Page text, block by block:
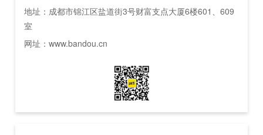
地址：成都市锦江区盐道街3号财富支点大厦6楼601、609
室
网址：www.bandou.cn